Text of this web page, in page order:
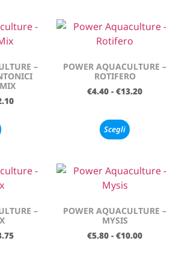
–
POWER AQUACULTURE –
ROTIFERO
€4.40 - €13.20
Scegli
–
POWER AQUACULTURE –
MYSIS
€5.80 - €10.00